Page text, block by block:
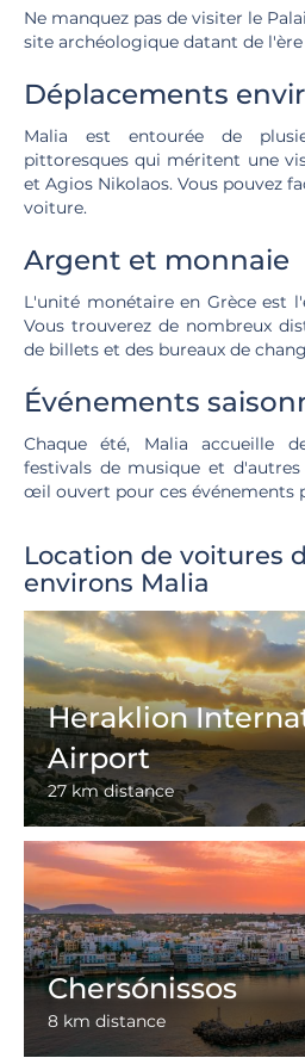
Ne manquez pas de visiter le
site archéologique datant de
Déplacements
Malia est entourée de
pittoresques qui méritent une
et Agios Nikolaos. Vous pouvez
voiture.
Argent et monnaie
L'unité monétaire en Grèce est
Vous trouverez de nombreux
de billets et des bureaux de
Événements
Chaque été, Malia accueille
festivals de musique et d'autres
œil ouvert pour ces événements
Location de voitures
environs Malia
Heraklion
Airport
27 km distance
Chersónissos
8 km distance